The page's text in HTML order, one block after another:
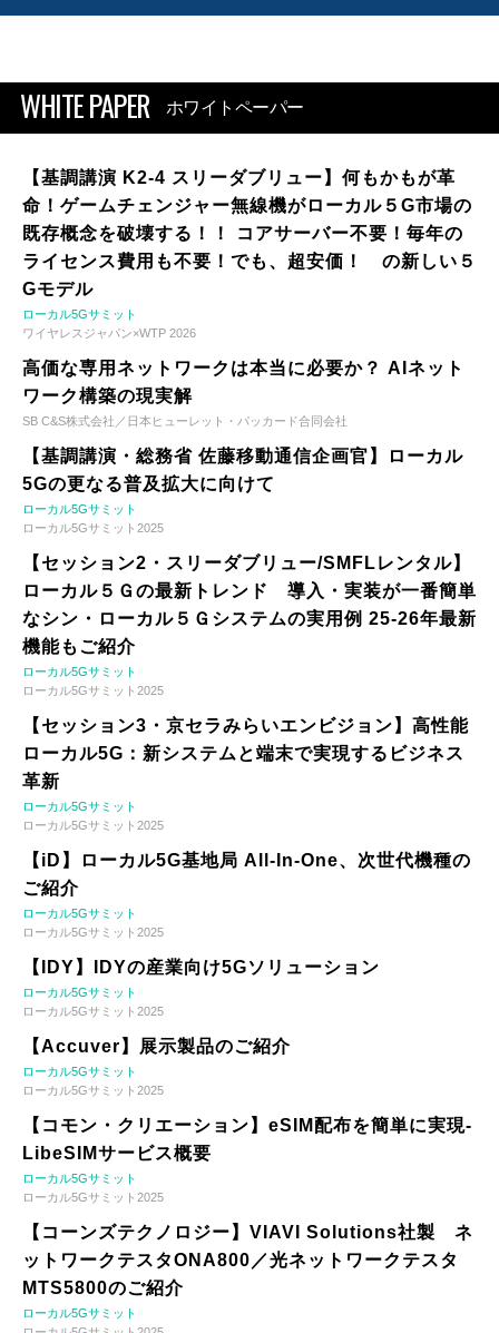
WHITE PAPER ホワイトペーパー
【基調講演 K2-4 スリーダブリュー】何もかもが革
命！ゲームチェンジャー無線機がローカル５G市場の
既存概念を破壊する！！ コアサーバー不要！毎年の
ライセンス費用も不要！でも、超安価！ の新しい５
Gモデル
ローカル5Gサミット
ワイヤレスジャパン×WTP 2026
高価な専用ネットワークは本当に必要か？ AIネット
ワーク構築の現実解
SB C&S株式会社／日本ヒューレット・パッカード合同会社
【基調講演・総務省 佐藤移動通信企画官】ローカル
5Gの更なる普及拡大に向けて
ローカル5Gサミット
ローカル5Gサミット2025
【セッション2・スリーダブリュー/SMFLレンタル】
ローカル５Ｇの最新トレンド 導入・実装が一番簡単
なシン・ローカル５Ｇシステムの実用例 25-26年最新
機能もご紹介
ローカル5Gサミット
ローカル5Gサミット2025
【セッション3・京セラみらいエンビジョン】高性能
ローカル5G：新システムと端末で実現するビジネス
革新
ローカル5Gサミット
ローカル5Gサミット2025
【iD】ローカル5G基地局 All-In-One、次世代機種の
ご紹介
ローカル5Gサミット
ローカル5Gサミット2025
【IDY】IDYの産業向け5Gソリューション
ローカル5Gサミット
ローカル5Gサミット2025
【Accuver】展示製品のご紹介
ローカル5Gサミット
ローカル5Gサミット2025
【コモン・クリエーション】eSIM配布を簡単に実現-
LibeSIMサービス概要
ローカル5Gサミット
ローカル5Gサミット2025
【コーンズテクノロジー】VIAVI Solutions社製 ネ
ットワークテスタONA800／光ネットワークテスタ
MTS5800のご紹介
ローカル5Gサミット